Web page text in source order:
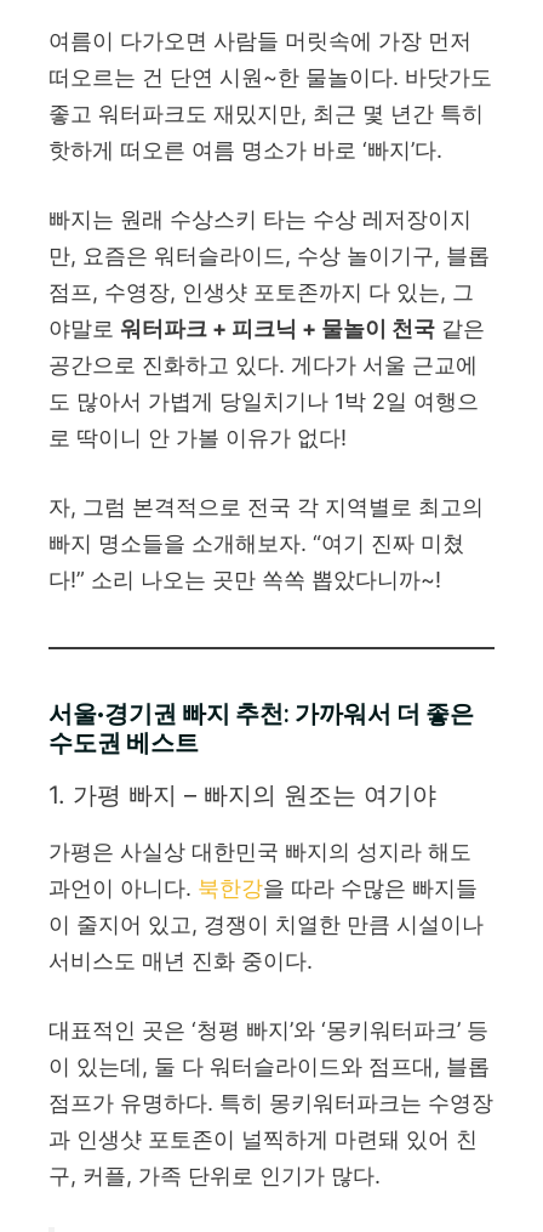
여름이 다가오면 사람들 머릿속에 가장 먼저
떠오르는 건 단연 시원~한 물놀이다. 바닷가도
좋고 워터파크도 재밌지만, 최근 몇 년간 특히
핫하게 떠오른 여름 명소가 바로 ‘빠지’다.
빠지는 원래 수상스키 타는 수상 레저장이지
만, 요즘은 워터슬라이드, 수상 놀이기구, 블롭
점프, 수영장, 인생샷 포토존까지 다 있는, 그
야말로 워터파크 + 피크닉 + 물놀이 천국 같은
공간으로 진화하고 있다. 게다가 서울 근교에
도 많아서 가볍게 당일치기나 1박 2일 여행으
로 딱이니 안 가볼 이유가 없다!
자, 그럼 본격적으로 전국 각 지역별로 최고의
빠지 명소들을 소개해보자. “여기 진짜 미쳤
다!” 소리 나오는 곳만 쏙쏙 뽑았다니까~!
서울·경기권 빠지 추천: 가까워서 더 좋은
수도권 베스트
1. 가평 빠지 – 빠지의 원조는 여기야
가평은 사실상 대한민국 빠지의 성지라 해도
과언이 아니다. 북한강을 따라 수많은 빠지들
이 줄지어 있고, 경쟁이 치열한 만큼 시설이나
서비스도 매년 진화 중이다.
대표적인 곳은 ‘청평 빠지’와 ‘몽키워터파크’ 등
이 있는데, 둘 다 워터슬라이드와 점프대, 블롭
점프가 유명하다. 특히 몽키워터파크는 수영장
과 인생샷 포토존이 널찍하게 마련돼 있어 친
구, 커플, 가족 단위로 인기가 많다.